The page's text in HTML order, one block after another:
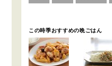
この時季おすすめの晩ごはん